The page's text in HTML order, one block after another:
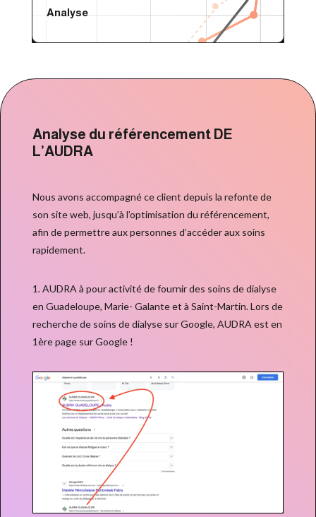
Analyse
Analyse du référencement DE
L’AUDRA
Nous avons accompagné ce client depuis la refonte de
son site web, jusqu’à l’optimisation du référencement,
afin de permettre aux personnes d’accéder aux soins
rapidement.
1. AUDRA à pour activité de fournir des soins de dialyse
en Guadeloupe, Marie- Galante et à Saint-Martin. Lors de
recherche de soins de dialyse sur Google, AUDRA est en
1ère page sur Google !